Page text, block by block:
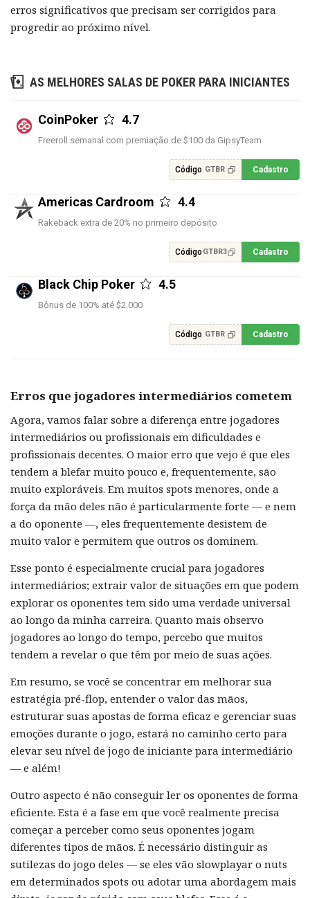
erros significativos que precisam ser corrigidos para
progredir ao próximo nível.
AS MELHORES SALAS DE POKER PARA INICIANTES
CoinPoker 4.7
Freeroll semanal com premiação de $100 da GipsyTeam
Código GTBR Cadastro
Americas Cardroom 4.4
Rakeback extra de 20% no primeiro depósito
Código GTBR3 Cadastro
Black Chip Poker 4.5
Bônus de 100% até $2.000
Código GTBR Cadastro
Erros que jogadores intermediários cometem
Agora, vamos falar sobre a diferença entre jogadores
intermediários ou profissionais em dificuldades e
profissionais decentes. O maior erro que vejo é que eles
tendem a blefar muito pouco e, frequentemente, são
muito exploráveis. Em muitos spots menores, onde a
força da mão deles não é particularmente forte — e nem
a do oponente —, eles frequentemente desistem de
muito valor e permitem que outros os dominem.
Esse ponto é especialmente crucial para jogadores
intermediários; extrair valor de situações em que podem
explorar os oponentes tem sido uma verdade universal
ao longo da minha carreira. Quanto mais observo
jogadores ao longo do tempo, percebo que muitos
tendem a revelar o que têm por meio de suas ações.
Em resumo, se você se concentrar em melhorar sua
estratégia pré-flop, entender o valor das mãos,
estruturar suas apostas de forma eficaz e gerenciar suas
emoções durante o jogo, estará no caminho certo para
elevar seu nível de jogo de iniciante para intermediário
— e além!
Outro aspecto é não conseguir ler os oponentes de forma
eficiente. Esta é a fase em que você realmente precisa
começar a perceber como seus oponentes jogam
diferentes tipos de mãos. É necessário distinguir as
sutilezas do jogo deles — se eles vão slowplayar o nuts
em determinados spots ou adotar uma abordagem mais